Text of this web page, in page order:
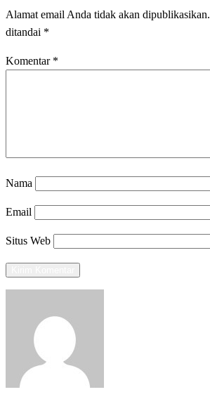
Alamat email Anda tidak akan dipublikasikan.
ditandai *
Komentar *
Nama
Email
Situs Web